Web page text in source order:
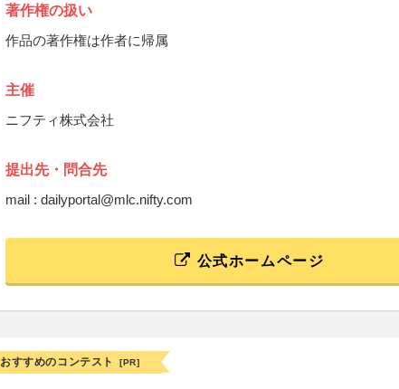
著作権の扱い
作品の著作権は作者に帰属
主催
ニフティ株式会社
提出先・問合先
mail : dailyportal@mlc.nifty.com
公式ホームページ
おすすめのコンテスト [PR]